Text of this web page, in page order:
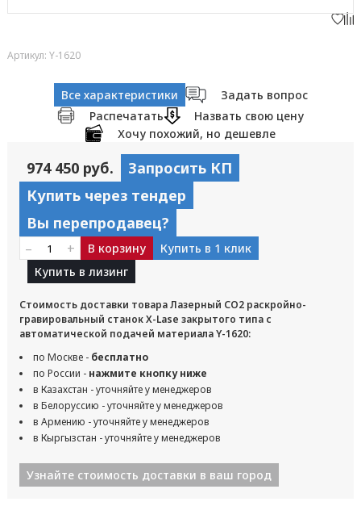
Артикул: Y-1620
Все характеристики
Задать вопрос
Распечатать
Назвать свою цену
Хочу похожий, но дешевле
974 450 руб.
Запросить КП
Купить через тендер
Вы перепродавец?
– + В корзину
Купить в 1 клик
Купить в лизинг
Стоимость доставки товара Лазерный CO2 раскройно-
гравировальный станок X-Lase закрытого типа с
автоматической подачей материала Y-1620:
по Москве - бесплатно
по России - нажмите кнопку ниже
в Казахстан - уточняйте у менеджеров
в Белоруссию - уточняйте у менеджеров
в Армению - уточняйте у менеджеров
в Кыргызстан - уточняйте у менеджеров
Узнайте стоимость доставки в ваш город